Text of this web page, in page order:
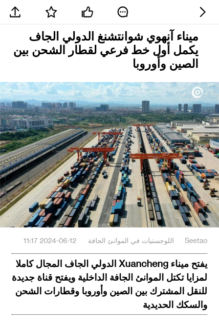
ميناء آنهوي شوانتشنغ الدولي الجاف
يكمل أول خط فرعي لقطار الشحن بين
الصين وأوروبا
Seetao اللوجستيات في الموانئ الجافة 2024-06-12 11:17
يفتح ميناء Xuancheng الدولي الجاف المجال كاملا
لمزايا تكتل الموانئ الجافة الداخلية ويفتح قناة جديدة
للنقل المشترك بين الصين وأوروبا وقطارات الشحن
والسكك الحديدية